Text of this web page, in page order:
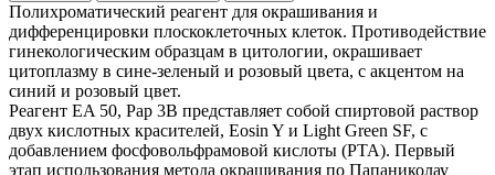
Полихроматический реагент для окрашивания и
дифференцировки плоскоклеточных клеток. Противодействие
гинекологическим образцам в цитологии, окрашивает
цитоплазму в сине-зеленый и розовый цвета, с акцентом на
синий и розовый цвет.
Реагент EA 50, Pap 3B представляет собой спиртовой раствор
двух кислотных красителей, Eosin Y и Light Green SF, с
добавлением фосфовольфрамовой кислоты (PTA). Первый
этап использования метода окрашивания по Папаниколау